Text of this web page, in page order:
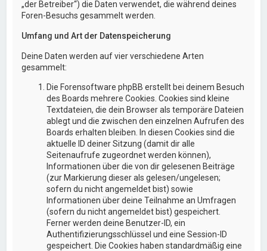
„der Betreiber“) die Daten verwendet, die während deines
Foren-Besuchs gesammelt werden.
Umfang und Art der Datenspeicherung
Deine Daten werden auf vier verschiedene Arten
gesammelt:
Die Forensoftware phpBB erstellt bei deinem Besuch
des Boards mehrere Cookies. Cookies sind kleine
Textdateien, die dein Browser als temporäre Dateien
ablegt und die zwischen den einzelnen Aufrufen des
Boards erhalten bleiben. In diesen Cookies sind die
aktuelle ID deiner Sitzung (damit dir alle
Seitenaufrufe zugeordnet werden können),
Informationen über die von dir gelesenen Beiträge
(zur Markierung dieser als gelesen/ungelesen;
sofern du nicht angemeldet bist) sowie
Informationen über deine Teilnahme an Umfragen
(sofern du nicht angemeldet bist) gespeichert.
Ferner werden deine Benutzer-ID, ein
Authentifizierungsschlüssel und eine Session-ID
gespeichert. Die Cookies haben standardmäßig eine